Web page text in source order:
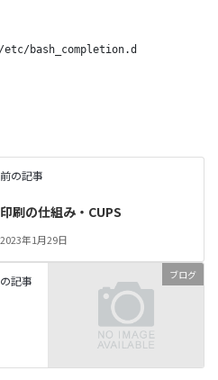
etc/bash_completion.d
前の記事
印刷の仕組み・CUPS
2023年1月29日
ブログ
記事